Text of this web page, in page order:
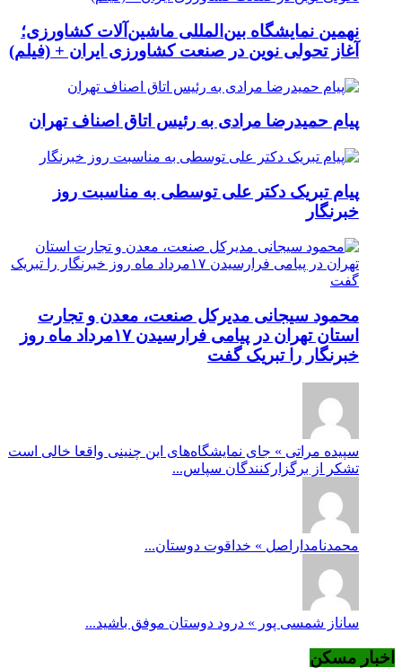
نهمین نمایشگاه بین‌المللی ماشین‌آلات کشاورزی؛
آغاز تحولی نوین در صنعت کشاورزی ایران + (فیلم)
پیام حمیدرضا مرادی به رئیس اتاق اصناف تهران
پیام تبریک دکتر علی توسطی به مناسبت روز
خبرنگار
محمود سیجانی مدیرکل صنعت، معدن و تجارت
استان تهران در پیامی فرارسیدن ۱۷مرداد ماه روز
خبرنگار را تبریک گفت
سپیده مراتی » جای نمایشگاه‌های این چنینی واقعا خالی است
تشکر از برگزارکنندگان سپاس...
محمدنامداراصل » خداقوت دوستان...
ساناز شمسی پور » درود دوستان موفق باشید...
اخبار مسکن